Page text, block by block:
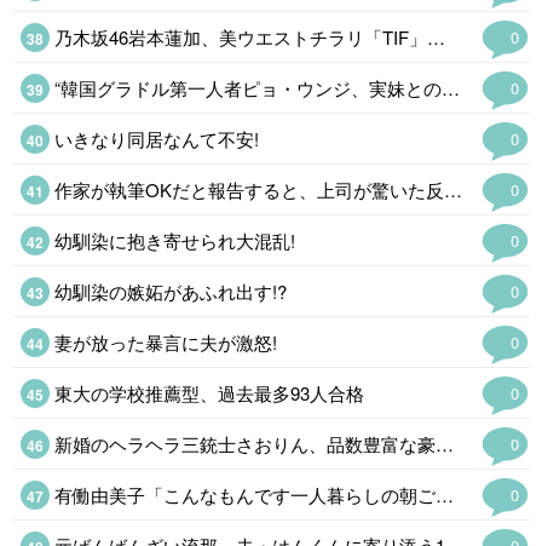
0
乃木坂46岩本蓮加、美ウエストチラリ「TIF」…
0
“韓国グラドル第一人者ピョ・ウンジ、実妹との初の姉妹グラビア実現…
0
いきなり同居なんて不安!
0
作家が執筆OKだと報告すると、上司が驚いた反応!?
0
幼馴染に抱き寄せられ大混乱!
0
幼馴染の嫉妬があふれ出す!?
0
妻が放った暴言に夫が激怒!
0
東大の学校推薦型、過去最多93人合格
0
新婚のヘラヘラ三銃士さおりん、品数豊富な豪華夕食を披露「栄養バランスばっちり」
0
有働由美子「こんなもんです一人暮らしの朝ごはん」